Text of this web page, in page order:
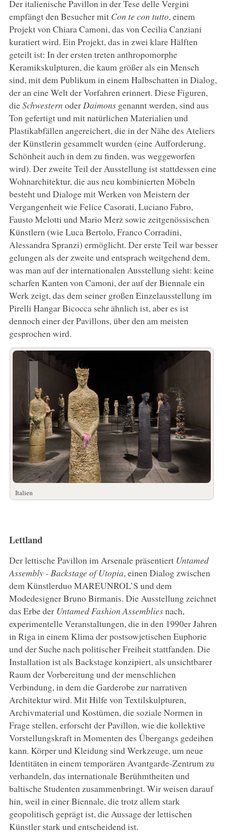
Der italienische Pavillon in der Tese delle Vergini
empfängt den Besucher mit Con te con tutto, einem
Projekt von Chiara Camoni, das von Cecilia Canziani
kuratiert wird. Ein Projekt, das in zwei klare Hälften
geteilt ist: In der ersten treten anthropomorphe
Keramikskulpturen, die kaum größer als ein Mensch
sind, mit dem Publikum in einem Halbschatten in Dialog,
der an eine Welt der Vorfahren erinnert. Diese Figuren,
dieSchwestern oderDaimonsgenannt werden, sind aus
Ton gefertigt und mit natürlichen Materialien und
Plastikabfällen angereichert, die in der Nähe des Ateliers
der Künstlerin gesammelt wurden (eine Aufforderung,
Schönheit auch in dem zu finden, was weggeworfen
wird). Der zweite Teil der Ausstellung ist stattdessen eine
Wohnarchitektur, die aus neu kombinierten Möbeln
besteht und Dialoge mit Werken von Meistern der
Vergangenheit wie Felice Casorati, Luciano Fabro,
Fausto Melotti und Mario Merz sowie zeitgenössischen
Künstlern (wie Luca Bertolo, Franco Corradini,
Alessandra Spranzi) ermöglicht. Der erste Teil war besser
gelungen als der zweite und entsprach weitgehend dem,
was man auf der internationalen Ausstellung sieht: keine
scharfen Kanten von Camoni, der auf der Biennale ein
Werk zeigt, das dem seiner großen Einzelausstellung im
Pirelli Hangar Bicocca sehr ähnlich ist, aber es ist
dennoch einer der Pavillons, über den am meisten
gesprochen wird.
Italien
Lettland
Der lettische Pavillon im Arsenale präsentiert Untamed
Assembly - Backstage of Utopia, einen Dialog zwischen
dem Künstlerduo MAREUNROL’S und dem
Modedesigner Bruno Birmanis. Die Ausstellung zeichnet
das Erbe der Untamed Fashion Assembliesnach,
experimentelle Veranstaltungen, die in den 1990er Jahren
in Riga in einem Klima der postsowjetischen Euphorie
und der Suche nach politischer Freiheit stattfanden. Die
Installation ist als Backstage konzipiert, als unsichtbarer
Raum der Vorbereitung und der menschlichen
Verbindung, in dem die Garderobe zur narrativen
Architektur wird. Mit Hilfe von Textilskulpturen,
Archivmaterial und Kostümen, die soziale Normen in
Frage stellen, erforscht der Pavillon, wie die kollektive
Vorstellungskraft in Momenten des Übergangs gedeihen
kann. Körper und Kleidung sind Werkzeuge, um neue
Identitäten in einem temporären Avantgarde-Zentrum zu
verhandeln, das internationale Berühmtheiten und
baltische Studenten zusammenbringt. Wir weisen darauf
hin, weil in einer Biennale, die trotz allem stark
geopolitisch geprägt ist, die Aussage der lettischen
Künstler stark und entscheidend ist.